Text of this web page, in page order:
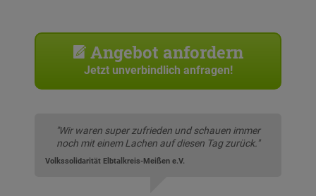
Angebot anfordern
Jetzt unverbindlich anfragen!
"Wir waren super zufrieden und schauen immer
noch mit einem Lachen auf diesen Tag zurück."
Volkssolidarität Elbtalkreis-Meißen e.V.